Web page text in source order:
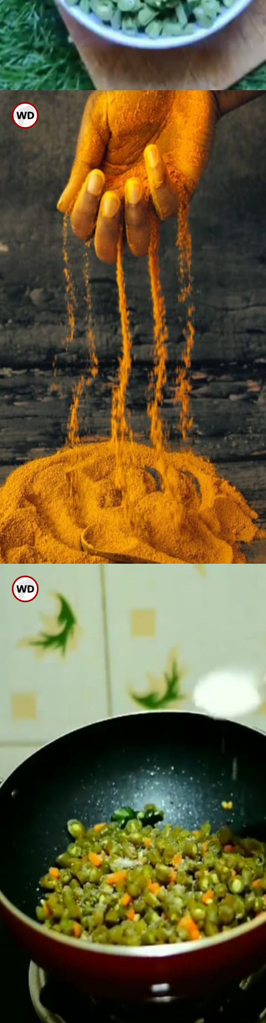
ಈಗ ಇದಕ್ಕೆ ಚಿಕ್ಕದಾಗಿ
ಕತ್ತರಿಸಿಕೊಂಡಿರುವ ಬೀನ್ಸ್, ಕ್ಯಾರೆಟ್
ಹಾಕಿ ಒಂದು ನಿಮಿಷ ಪ್ರೈ ಮಾಡಿ
ಬಳಿಕ ಅದಕ್ಕೆ ರುಚಿಗೆ ತಕ್ಕಷ್ಟು ಉಪ್ಪು,
ಅರಿಶಿನ ಪುಡಿ ಹಾಕಿ ಚೆನ್ನಾಗಿ ಫ್ರೈ ಮಾಡಿ